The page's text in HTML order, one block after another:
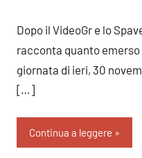
Dopo il VideoGr e lo
racconta quanto
giornata di ieri, 30
[…]
Continua a leggere